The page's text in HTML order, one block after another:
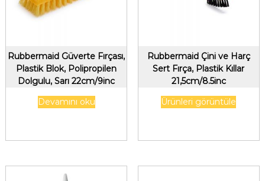
Rubbermaid Güverte Fırçası,
Plastik Blok, Polipropilen
Dolgulu, Sarı 22cm/9inc
Devamını oku
Rubbermaid Çini ve Harç
Sert Fırça, Plastik Kıllar
21,5cm/8.5inc
Ürünleri görüntüle